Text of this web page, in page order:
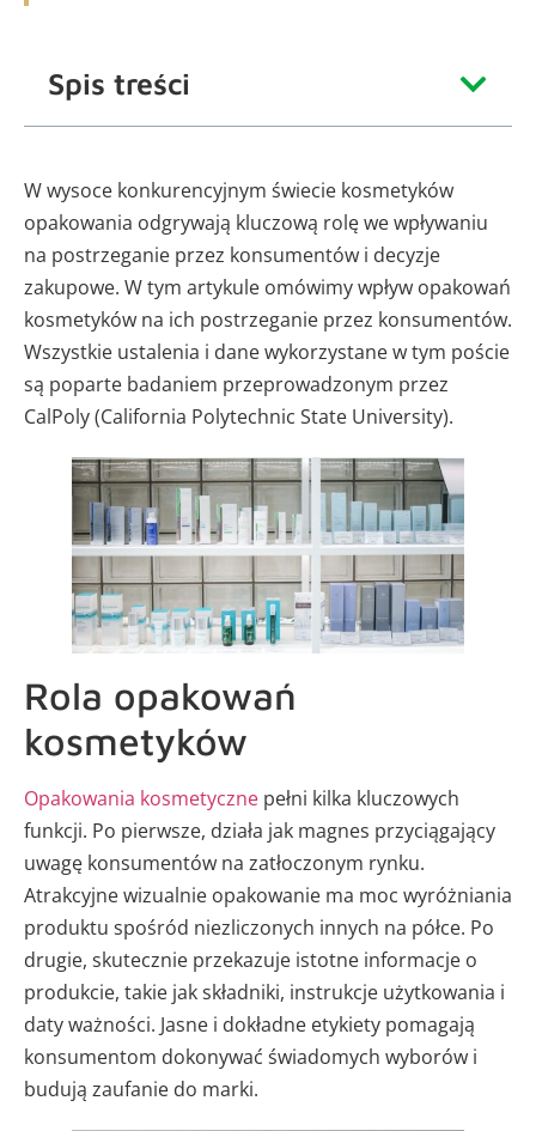
Spis treści
W wysoce konkurencyjnym świecie kosmetyków
opakowania odgrywają kluczową rolę we wpływaniu
na postrzeganie przez konsumentów i decyzje
zakupowe. W tym artykule omówimy wpływ opakowań
kosmetyków na ich postrzeganie przez konsumentów.
Wszystkie ustalenia i dane wykorzystane w tym poście
są poparte badaniem przeprowadzonym przez
CalPoly (California Polytechnic State University).
Rola opakowań
kosmetyków
Opakowania kosmetyczne pełni kilka kluczowych
funkcji. Po pierwsze, działa jak magnes przyciągający
uwagę konsumentów na zatłoczonym rynku.
Atrakcyjne wizualnie opakowanie ma moc wyróżniania
produktu spośród niezliczonych innych na półce. Po
drugie, skutecznie przekazuje istotne informacje o
produkcie, takie jak składniki, instrukcje użytkowania i
daty ważności. Jasne i dokładne etykiety pomagają
konsumentom dokonywać świadomych wyborów i
budują zaufanie do marki.